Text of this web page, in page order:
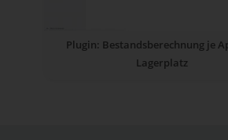
Plugin: Bestandsberechnung je
Lagerplatz